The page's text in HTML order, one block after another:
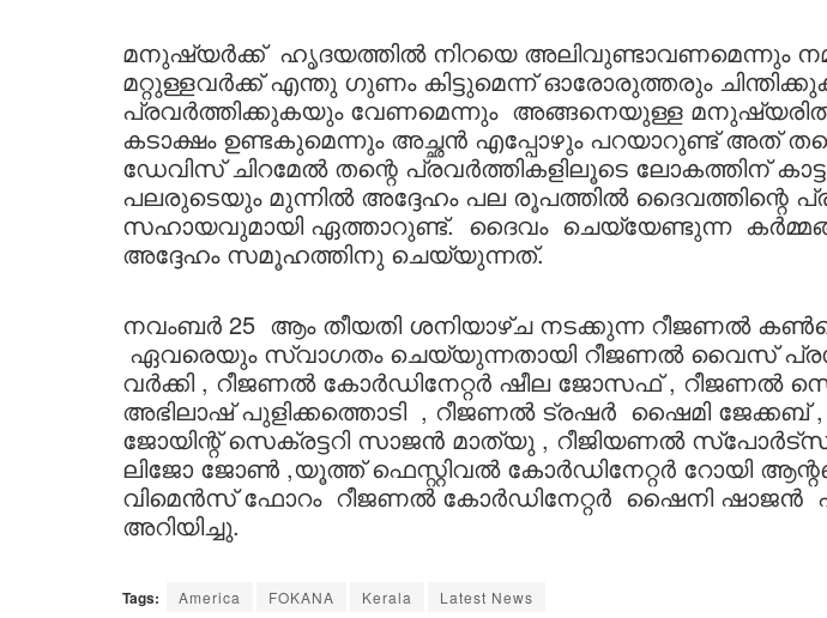
മനുഷ്യർക്ക്‌ ഹൃദയത്തില്‍ നിറയെ അലിവുണ്ടാവണമെന്നും
മറ്റുള്ളവര്‍ക്ക് എന്തു ഗുണം കിട്ടുമെന്ന് ഓരോരുത്തരും
പ്രവര്‍ത്തിക്കുകയും വേണമെന്നും അങ്ങനെയുള്ള മനുഷ്യരിൽ
കടാക്ഷം ഉണ്ടകുമെന്നും അച്ഛൻ എപ്പോഴും പറയാറുണ്ട് അത്
ഡേവിസ് ചിറമേൽ തന്റെ പ്രവർത്തികളിലൂടെ ലോകത്തിന്
പലരുടെയും മുന്നിൽ അദ്ദേഹം പല രൂപത്തിൽ ദൈവത്തിന്റെ
സഹായവുമായി ഏത്താറുണ്ട്. ദൈവം ചെയ്യേണ്ടുന്ന
അദ്ദേഹം സമൂഹത്തിനു ചെയ്യുന്നത്.
നവംബർ 25 ആം തീയതി ശനിയാഴ്ച നടക്കുന്ന റീജണൽ
ഏവരെയും സ്വാഗതം ചെയ്യുന്നതായി റീജണൽ വൈസ്
വർക്കി , റീജണൽ കോർഡിനേറ്റർ ഷീല ജോസഫ് , റീജണൽ
അഭിലാഷ് പുളിക്കത്തൊടി , റീജണൽ ട്രഷർ ഷൈമി ജേക്കബ്
ജോയിന്റ് സെക്രട്ടറി സാജൻ മാത്യു , റീജിയണൽ
ലിജോ ജോൺ ,യൂത്ത് ഫെസ്റ്റിവൽ കോർഡിനേറ്റർ റോയി
വിമെൻസ് ഫോറം റീജണൽ കോർഡിനേറ്റർ ഷൈനി ഷാജൻ
അറിയിച്ചു.
Tags: America FOKANA Kerala Latest News